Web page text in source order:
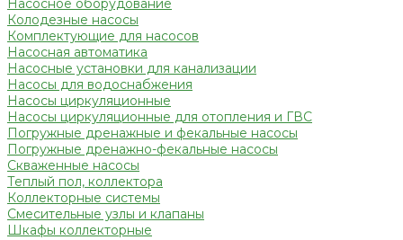
Насосное оборудование
Колодезные насосы
Комплектующие для насосов
Насосная автоматика
Насосные установки для канализации
Насосы для водоснабжения
Насосы циркуляционные
Насосы циркуляционные для отопления и ГВС
Погружные дренажные и фекальные насосы
Погружные дренажно-фекальные насосы
Скваженные насосы
Теплый пол, коллектора
Коллекторные системы
Смесительные узлы и клапаны
Шкафы коллекторные